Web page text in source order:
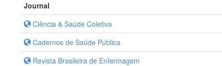
Journal
Ciência & Saúde Coletiva
Cadernos de Saúde Pública
Revista Brasileira de Enfermagem